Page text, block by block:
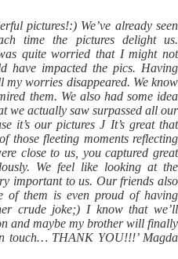
pictures!:) We’ve already seen
time the pictures delight us.
quite worried that I might not
have impacted the pics. Having
my worries disappeared. We know
them. We also had some idea
we actually saw surpassed all our
it’s our pictures J It’s great that
those fleeting moments reflecting
close to us, you captured great
We feel like looking at the
important to us. Our friends also
of them is even proud of having
crude joke;) I know that we’ll
and maybe my brother will finally
touch… THANK YOU!!!’ Magda